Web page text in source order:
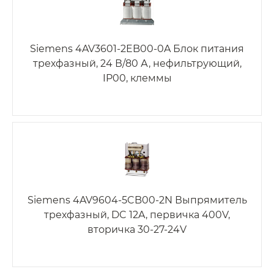
Siemens 4AV3601-2EB00-0A Блок питания
трехфазный, 24 В/80 А, нефильтрующий,
IP00, клеммы
Siemens 4AV9604-5CB00-2N Выпрямитель
трехфазный, DC 12A, первичка 400V,
вторичка 30-27-24V